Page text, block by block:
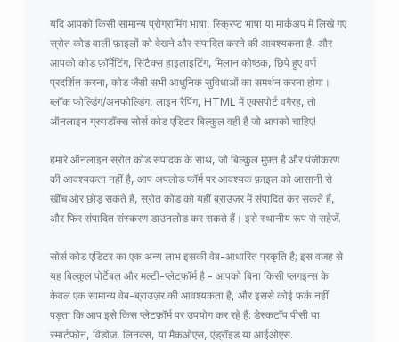
यदि आपको किसी सामान्य प्रोग्रामिंग भाषा, स्क्रिप्ट भाषा या मार्कअप में लिखे गए
स्रोत कोड वाली फ़ाइलों को देखने और संपादित करने की आवश्यकता है, और
आपको कोड फ़ॉर्मेटिंग, सिंटैक्स हाइलाइटिंग, मिलान कोष्ठक, छिपे हुए वर्ण
प्रदर्शित करना, कोड जैसी सभी आधुनिक सुविधाओं का समर्थन करना होगा।
ब्लॉक फोल्डिंग/अनफोल्डिंग, लाइन रैपिंग, HTML में एक्सपोर्ट वगैरह, तो
ऑनलाइन ग्रुपडॉक्स सोर्स कोड एडिटर बिल्कुल वही है जो आपको चाहिए!
हमारे ऑनलाइन स्रोत कोड संपादक के साथ, जो बिल्कुल मुफ़्त है और पंजीकरण
की आवश्यकता नहीं है, आप अपलोड फॉर्म पर आवश्यक फ़ाइल को आसानी से
खींच और छोड़ सकते हैं, स्रोत कोड को यहीं ब्राउज़र में संपादित कर सकते हैं,
और फिर संपादित संस्करण डाउनलोड कर सकते हैं। इसे स्थानीय रूप से सहेजें.
सोर्स कोड एडिटर का एक अन्य लाभ इसकी वेब-आधारित प्रकृति है; इस वजह से
यह बिल्कुल पोर्टेबल और मल्टी-प्लेटफॉर्म है - आपको बिना किसी प्लगइन्स के
केवल एक सामान्य वेब-ब्राउज़र की आवश्यकता है, और इससे कोई फर्क नहीं
पड़ता कि आप इसे किस प्लेटफ़ॉर्म पर उपयोग कर रहे हैं: डेस्कटॉप पीसी या
स्मार्टफोन, विंडोज, लिनक्स, या मैकओएस, एंड्रॉइड या आईओएस.